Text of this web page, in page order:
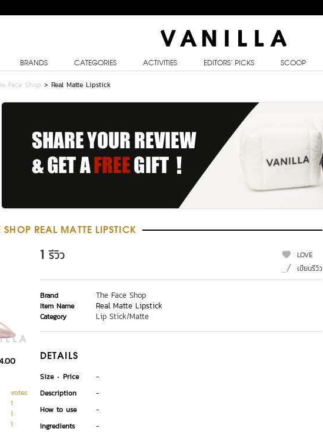
BRANDS CATEGORIES ACTIVITIES EDITORS’ PICKS SCOOP
Face Shop > Real Matte Lipstick
SHOP REAL MATTE LIPSTICK
votes
1
1
1
1 รีวิว
LOVE
เขียนรีวิว
Brand The Face Shop
Item Name Real Matte Lipstick
Category Lip Stick/Matte
DETAILS
Size Price
-
Description
-
How to use
-
Ingredients
-